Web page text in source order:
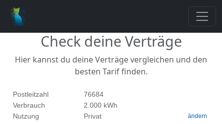
Check deine Verträge
Hier kannst du deine Verträge vergleichen und den
besten Tarif finden.